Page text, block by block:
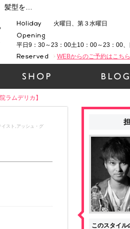
火曜日、第３水曜日
平日9：30～23：00土10：00～23：00
WEBからのご予約はこちら
ラムデリカ】
イスト,アッシュ・グ
このスタイル